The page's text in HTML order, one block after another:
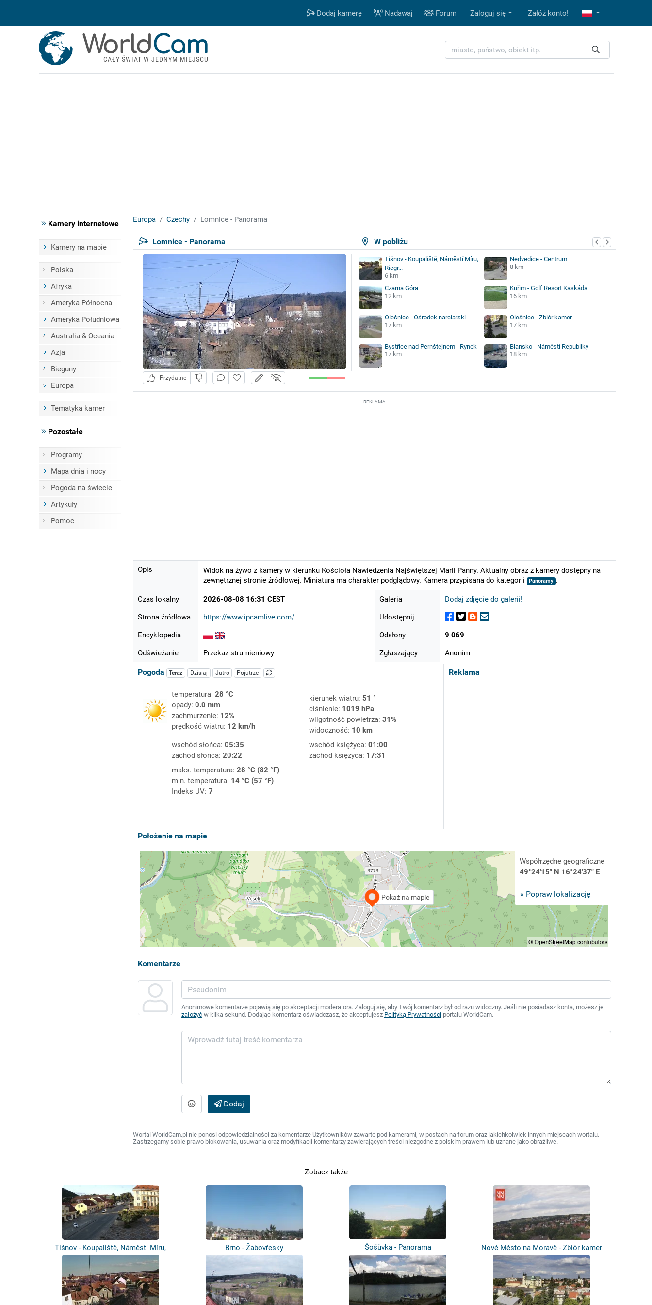
Dodaj kamerę Nadawaj Forum Zaloguj się Załóż konto!
WorldCam
CAŁY ŚWIAT W JEDNYM MIEJSCU
Kamery internetowe
Kamery na mapie
Polska
Afryka
Ameryka Północna
Ameryka Południowa
Australia & Oceania
Azja
Bieguny
Europa
Tematyka kamer
Pozostałe
Programy
Mapa dnia i nocy
Pogoda na świecie
Artykuły
Pomoc
Europa Czechy Lomnice - Panorama
W pobliżu
Lomnice - Panorama
Przydatne
Tišnov - Koupaliště, Náměstí Míru,
Riegr...
6 km
Nedvedice - Centrum
8 km
Czarna Góra
12 km
Kuřim - Golf Resort Kaskáda
16 km
Olešnice - Ośrodek narciarski
17 km
Olešnice - Zbiór kamer
17 km
Bystřice nad Pernštejnem - Rynek
17 km
Blansko - Náměstí Republiky
18 km
REKLAMA
Opis
Widok na żywo z kamery w kierunku Kościoła Nawiedzenia Najświętszej Marii Panny. Aktualny obraz z kamery dostępny na
zewnętrznej stronie źródłowej. Miniatura ma charakter podglądowy. Kamera przypisana do kategorii
Panoramy .
Czas lokalny 2026-08-08 16:31 CEST
Strona źródłowa https://www.ipcamlive.com/
Encyklopedia
Odświeżanie Przekaz strumieniowy
Galeria Dodaj zdjęcie do galerii!
Udostępnij
Odsłony 9 069
Zgłaszający Anonim
Reklama
Pogoda Teraz Dzisiaj Jutro Pojutrze
temperatura: 28 °C
opady: 0.0 mm
zachmurzenie: 12%
prędkość wiatru: 12 km/h
kierunek wiatru: 51 °
ciśnienie: 1019 hPa
wilgotność powietrza: 31%
widoczność: 10 km
wschód słońca: 05:35
zachód słońca: 20:22
wschód księżyca: 01:00
zachód księżyca: 17:31
maks. temperatura: 28 °C (82 °F)
min. temperatura: 14 °C (57 °F)
Indeks UV: 7
Położenie na mapie
Pokaż na mapie
Współrzędne geograficzne
49°24'15" N 16°24'37" E
» Popraw lokalizację
Komentarze
Anonimowe komentarze pojawią się po akceptacji moderatora. Zaloguj się, aby Twój komentarz był od razu widoczny. Jeśli nie posiadasz konta, możesz je
założyćw kilka sekund. Dodając komentarz oświadczasz, że akceptujesz Polityką Prywatnościportalu WorldCam.
Dodaj
Wortal WorldCam.pl nie ponosi odpowiedzialności za komentarze Użytkowników zawarte pod kamerami, w postach na forum oraz jakichkolwiek innych miejscach wortalu.
Zastrzegamy sobie prawo blokowania, usuwania oraz modyfikacji komentarzy zawierających treści niezgodne z polskim prawem lub uznane jako obraźliwe.
Zobacz także
Tišnov - Koupaliště, Náměstí Míru,
Brno - Žabovřesky Šošůvka - Panorama Nové Město na Moravě - Zbiór kamer